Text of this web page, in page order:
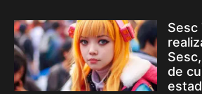
Sesc
de